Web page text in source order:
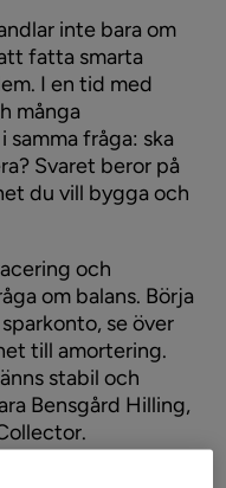
inte bara om
fatta smarta
I en tid med
många
samma fråga: ska
Svaret beror på
du vill bygga och
och
om balans. Börja
se över
till amortering.
stabil och
Bensgård Hilling,